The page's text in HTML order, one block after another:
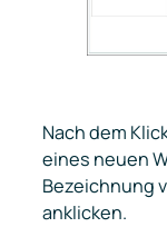
Nach dem
eines neuen
Bezeichnung
anklicken.